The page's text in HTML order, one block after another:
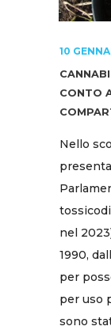
10
CONTO
Nello
nel
1990,
per
per uso
sono